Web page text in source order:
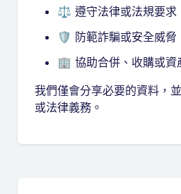
⚖️ 遵守法律或法規要求
🛡️ 防範詐騙或安全威脅
🏢 協助合併、收購或資
我們僅會分享必要的資料，
或法律義務。